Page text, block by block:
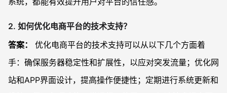
2. 如何优化电商平台的技术支持？
答案：
优化电商平台的技术支持可以从以下几个方面着
手：确保服务器稳定性和扩展性，以应对突发流量；优化网
站和APP界面设计，提高操作便捷性；定期进行系统更新和